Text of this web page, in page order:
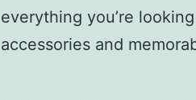
everything you’re
accessories and